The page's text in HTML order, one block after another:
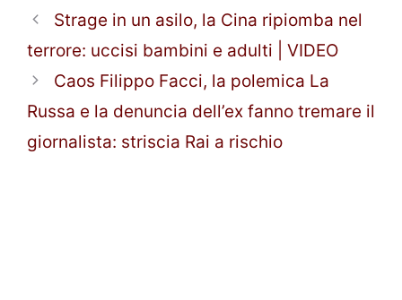
Strage in un asilo, la Cina ripiomba nel
terrore: uccisi bambini e adulti | VIDEO
Caos Filippo Facci, la polemica La
Russa e la denuncia dell’ex fanno tremare il
giornalista: striscia Rai a rischio